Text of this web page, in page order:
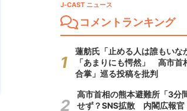
J-CAST ニュース
コメントランキング
蓮舫氏「止める人は誰もいな
「あまりにも愕然」 高市首
合掌」巡る投稿を批判
高市首相の熊本避難所「3分
せず？SNS拡散 内閣広報官